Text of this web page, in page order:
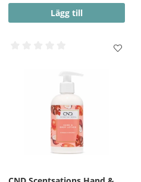
Lägg till